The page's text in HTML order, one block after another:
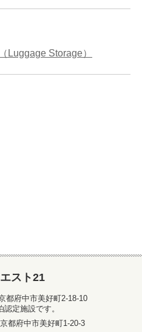
スト21
都府中市美好町2-18-10
定施設です。
都府中市美好町1-20-3